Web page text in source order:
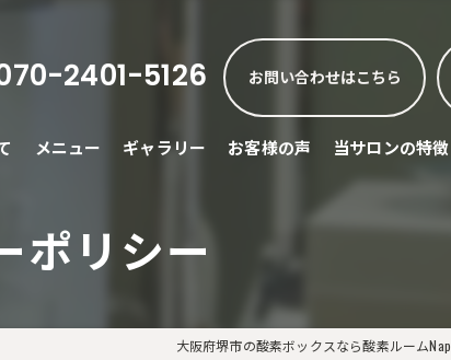
2401-5126 お問い合わせはこちら
メニュー ギャラリー お客様の声 当サロンの特徴
眼精疲労
ポリシー
大阪府堺市の酸素ボックスなら酸素ルームNap